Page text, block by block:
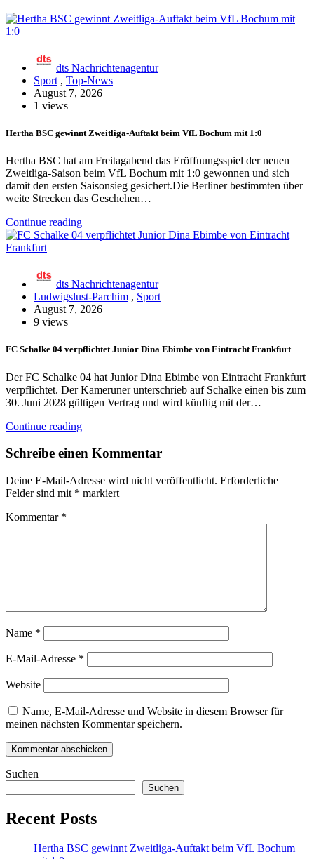
dts Nachrichtenagentur
Sport , Top-News
August 7, 2026
1 views
Hertha BSC gewinnt Zweitliga-Auftakt beim VfL Bochum mit 1:0
Hertha BSC hat am Freitagabend das Eröffnungsspiel der neuen
Zweitliga-Saison beim VfL Bochum mit 1:0 gewonnen und sich
damit den ersten Saisonsieg gesichert.Die Berliner bestimmten über
weite Strecken das Geschehen…
Continue reading
dts Nachrichtenagentur
Ludwigslust-Parchim , Sport
August 7, 2026
9 views
FC Schalke 04 verpflichtet Junior Dina Ebimbe von Eintracht Frankfurt
Der FC Schalke 04 hat Junior Dina Ebimbe von Eintracht Frankfurt
verpflichtet. Der Kameruner unterschrieb auf Schalke einen bis zum
30. Juni 2028 gültigen Vertrag und wird künftig mit der…
Continue reading
Schreibe einen Kommentar
Deine E-Mail-Adresse wird nicht veröffentlicht. Erforderliche
Felder sind mit * markiert
Kommentar *
Name *
E-Mail-Adresse *
Website
Name, E-Mail-Adresse und Website in diesem Browser für
meinen nächsten Kommentar speichern.
Suchen
Suchen
Recent Posts
Hertha BSC gewinnt Zweitliga-Auftakt beim VfL Bochum